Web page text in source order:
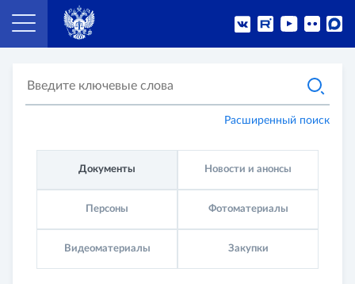
Расширенный поиск
Документы Новости и анонсы
Персоны Фо­то­ма­те­ри­а­лы
Ви­део­ма­те­ри­а­лы Закупки